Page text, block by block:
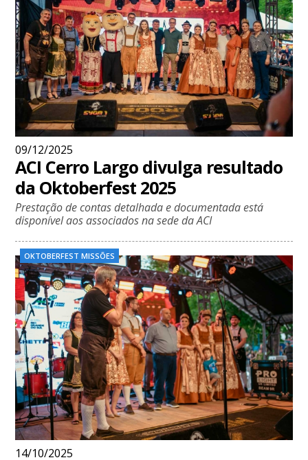
09/12/2025
ACI Cerro Largo divulga resultado
da Oktoberfest 2025
Prestação de contas detalhada e documentada está
disponível aos associados na sede da ACI
OKTOBERFEST MISSÕES
14/10/2025